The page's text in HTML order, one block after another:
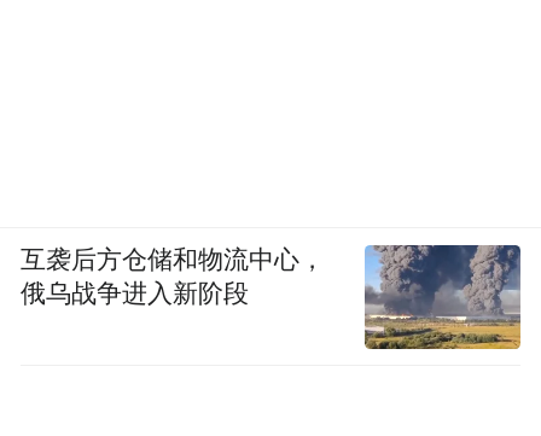
互袭后方仓储和物流中心，
俄乌战争进入新阶段